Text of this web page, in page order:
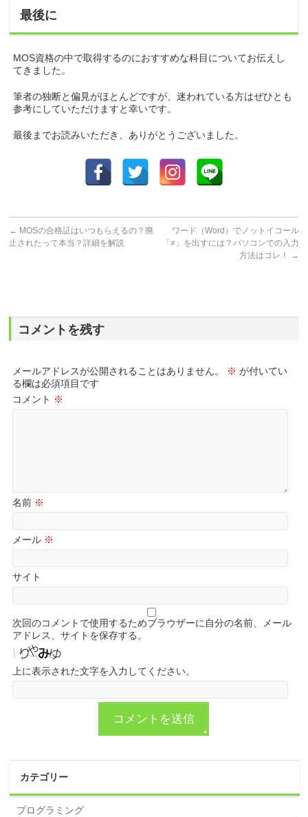
最後に
MOS資格の中で取得するのにおすすめな科目についてお伝えし
てきました。
筆者の独断と偏見がほとんどですが、迷われている方はぜひとも
参考にしていただけますと幸いです。
最後までお読みいただき、ありがとうございました。
← MOSの合格証はいつもらえるの？廃
止されたって本当？詳細を解説
ワード（Word）でノットイコール
「≠」を出すには？パソコンでの入力
方法はコレ！
→
コメントを残す
メールアドレスが公開されることはありません。 ※ が付いてい
る欄は必須項目です
コメント ※
名前 ※
メール ※
サイト
次回のコメントで使用するためブラウザーに自分の名前、メール
アドレス、サイトを保存する。
上に表示された文字を入力してください。
カテゴリー
プログラミング